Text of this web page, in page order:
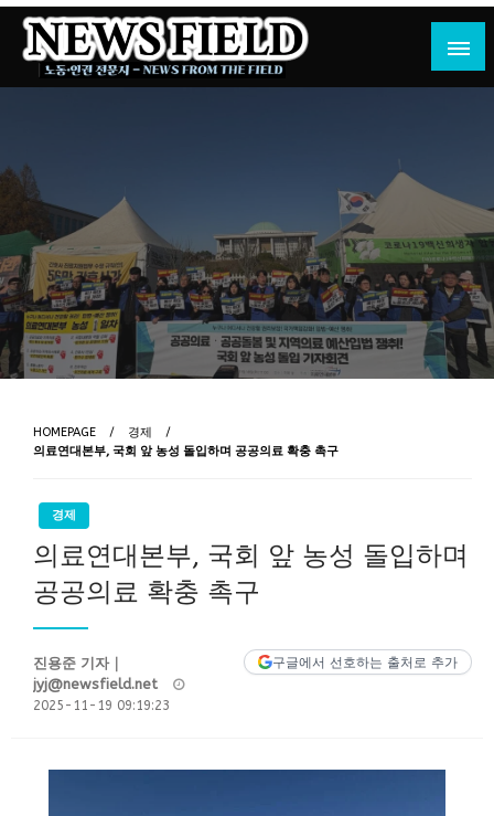
Skip
content
뉴스필드
노동·인권 전문지
HOMEPAGE
경제
의료연대본부, 국회 앞 농성 돌입하며 공공의료 확충 촉구
경제
의료연대본부, 국회 앞 농성 돌입하며
공공의료 확충 촉구
구글에서 선호하는 출처로 추가
진용준 기자｜
jyj@newsfield.net
2025-11-19 09:19:23